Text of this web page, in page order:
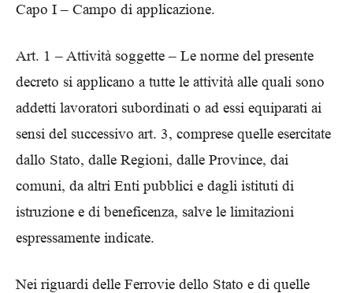
Capo I – Campo di applicazione.
Art. 1 – Attività soggette – Le norme del presente
decreto si applicano a tutte le attività alle quali sono
addetti lavoratori subordinati o ad essi equiparati ai
sensi del successivo art. 3, comprese quelle esercitate
dallo Stato, dalle Regioni, dalle Province, dai
comuni, da altri Enti pubblici e dagli istituti di
istruzione e di beneficenza, salve le limitazioni
espressamente indicate.
Nei riguardi delle Ferrovie dello Stato e di quelle